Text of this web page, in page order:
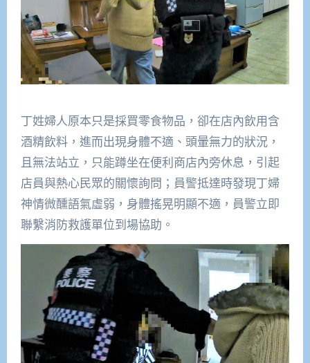
丁姓婦人原本只是採買零食物品，卻在店內飲用含
酒精飲料，進而出現身體不適、頭暈無力的狀況，
且無法站立，只能蹲坐在便利商店內旁休息，引起
店員與熱心民眾的關懷詢問；員警抵達時發現丁婦
神情微醺語氣虛弱，身體搖晃明顯不適，員警立即
聯繫消防救護單位到場協助。